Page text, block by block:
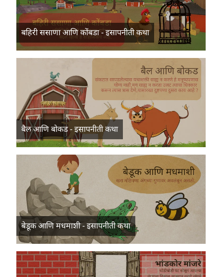
बहिरी ससाणा आणि कोंबडा - इसापनीती कथा
बैल आणि बोकड - इसापनीती कथा
बेडूक आणि मधमाशी - इसापनीती कथा